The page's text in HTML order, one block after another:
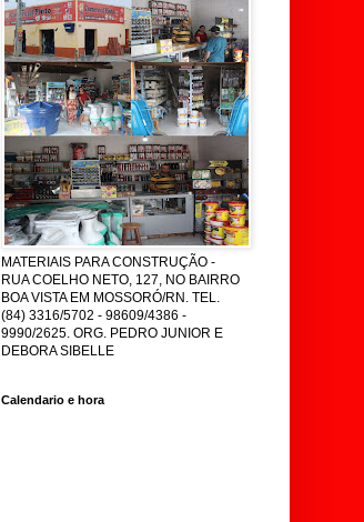
MATERIAIS PARA CONSTRUÇÃO -
RUA COELHO NETO, 127, NO BAIRRO
BOA VISTA EM MOSSORÓ/RN. TEL.
(84) 3316/5702 - 98609/4386 -
9990/2625. ORG. PEDRO JUNIOR E
DEBORA SIBELLE
Calendario e hora